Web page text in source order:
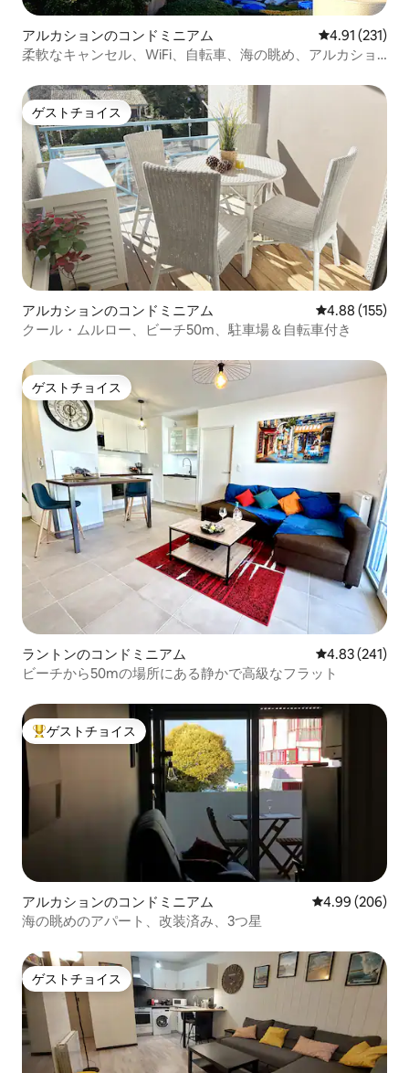
アルカションのコンドミニアム レビュー231
4.91 (231)
柔軟なキャンセル、WiFi、自転車、海の眺め、アルカショ
ゲストチョイス
ゲストチョイス
アルカションのコンドミニアム レビュー155
4.88 (155)
クール・ムルロー、ビーチ50m、駐車場＆自転車付き
ゲストチョイス
ゲストチョイス
ラントンのコンドミニアム レビュー241
4.83 (241)
ビーチから50mの場所にある静かで高級なフラット
大好評のゲストチョイスです。
ゲストチョイス
アルカションのコンドミニアム レビュー206
4.99 (206)
海の眺めのアパート、改装済み、3つ星
ゲストチョイス
ゲストチョイス